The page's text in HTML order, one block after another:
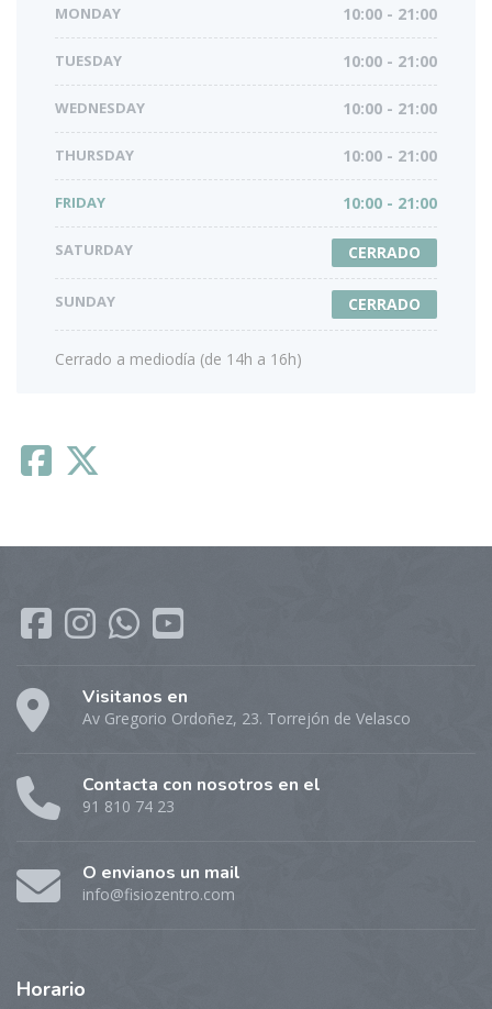
MONDAY 10:00 - 21:00
TUESDAY 10:00 - 21:00
WEDNESDAY 10:00 - 21:00
THURSDAY 10:00 - 21:00
FRIDAY 10:00 - 21:00
SATURDAY CERRADO
SUNDAY CERRADO
Cerrado a mediodía (de 14h a 16h)
Visitanos en
Av Gregorio Ordoñez, 23. Torrejón de Velasco
Contacta con nosotros en el
91 810 74 23
O envianos un mail
info@fisiozentro.com
Horario